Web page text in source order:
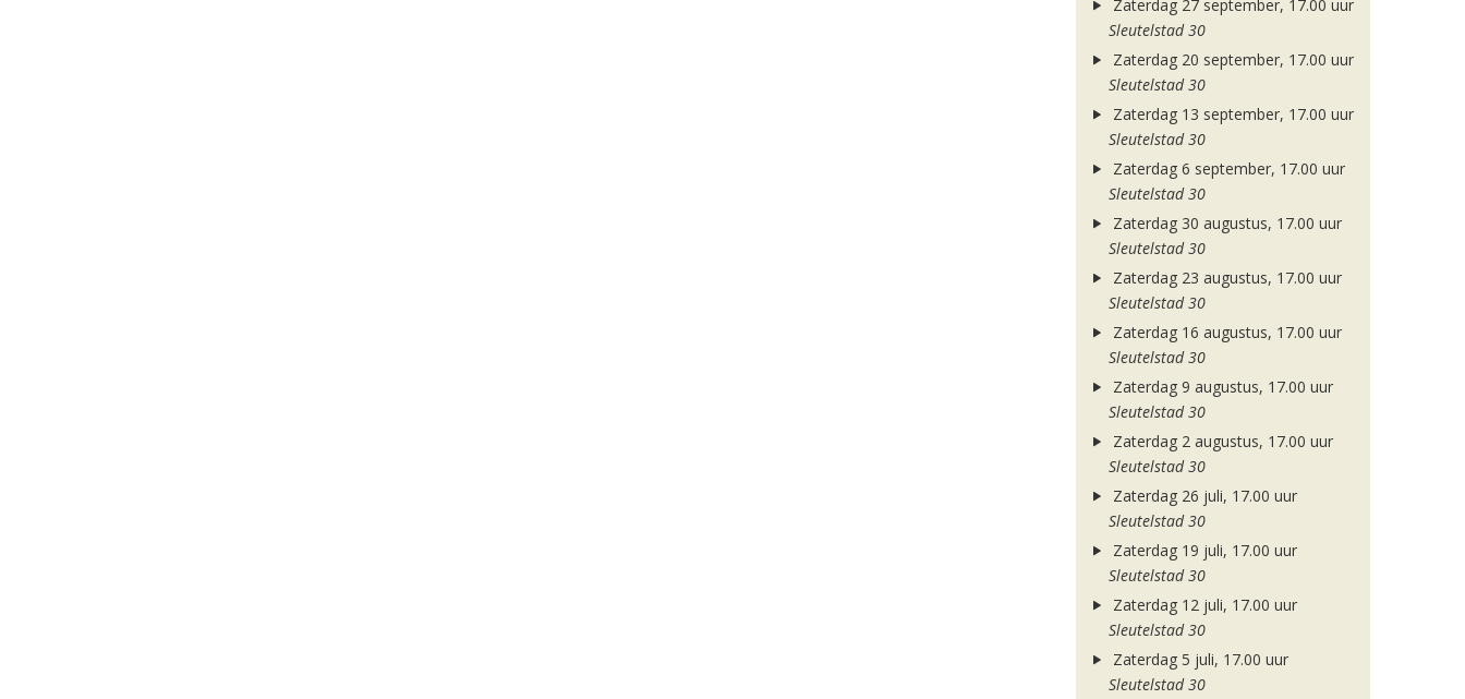
Zaterdag 27 september, 17.00 uur
Sleutelstad 30
Zaterdag 20 september, 17.00 uur
Sleutelstad 30
Zaterdag 13 september, 17.00 uur
Sleutelstad 30
Zaterdag 6 september, 17.00 uur
Sleutelstad 30
Zaterdag 30 augustus, 17.00 uur
Sleutelstad 30
Zaterdag 23 augustus, 17.00 uur
Sleutelstad 30
Zaterdag 16 augustus, 17.00 uur
Sleutelstad 30
Zaterdag 9 augustus, 17.00 uur
Sleutelstad 30
Zaterdag 2 augustus, 17.00 uur
Sleutelstad 30
Zaterdag 26 juli, 17.00 uur
Sleutelstad 30
Zaterdag 19 juli, 17.00 uur
Sleutelstad 30
Zaterdag 12 juli, 17.00 uur
Sleutelstad 30
Zaterdag 5 juli, 17.00 uur
Sleutelstad 30